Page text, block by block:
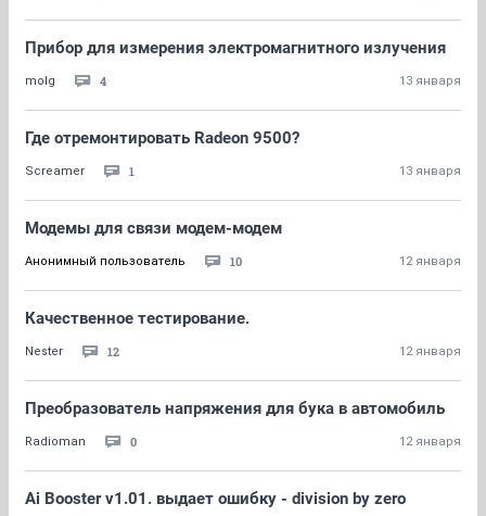
Прибор для измерения электромагнитного излучения
molg 4 13 января
Где отремонтировать Radeon 9500?
Screamer 1 13 января
Модемы для связи модем-модем
Анонимный пользователь 10 12 января
Качественное тестирование.
Nestеr 12 12 января
Преобразователь напряжения для бука в автомобиль
Radioman 0 12 января
Ai Booster v1.01. выдает ошибку - division by zero